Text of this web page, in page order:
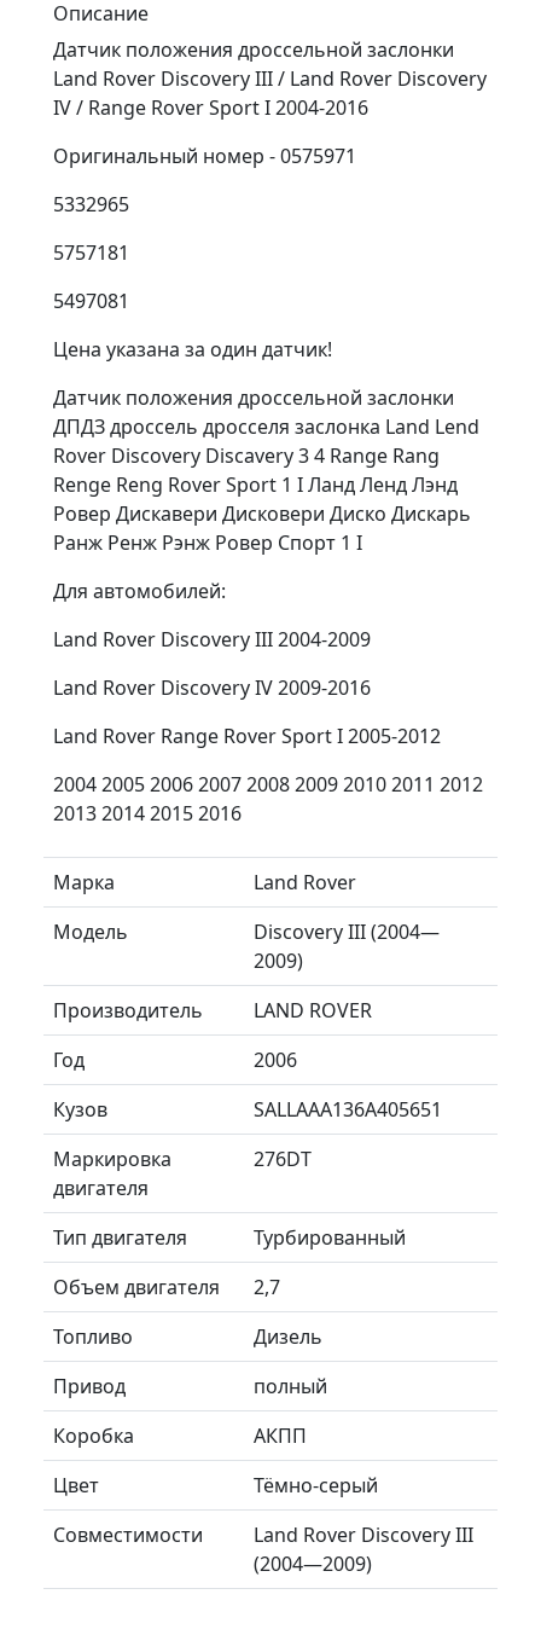
Описание
Датчик положения дроссельной заслонки
Land Rover Discovery III / Land Rover Discovery
IV / Range Rover Sport I 2004-2016
Оригинальный номер - 0575971
5332965
5757181
5497081
Цена указана за один датчик!
Датчик положения дроссельной заслонки
ДПДЗ дроссель дросселя заслонка Land Lend
Rover Discovery Discavery 3 4 Range Rang
Renge Reng Rover Sport 1 I Ланд Ленд Лэнд
Ровер Дискавери Дисковери Диско Дискарь
Ранж Ренж Рэнж Ровер Спорт 1 I
Для автомобилей:
Land Rover Discovery III 2004-2009
Land Rover Discovery IV 2009-2016
Land Rover Range Rover Sport I 2005-2012
2004 2005 2006 2007 2008 2009 2010 2011 2012
2013 2014 2015 2016
Марка
Land Rover
Модель
Discovery III (2004—
2009)
Производитель
LAND ROVER
Год
2006
Кузов
SALLAAA136A405651
Маркировка
двигателя
276DT
Тип двигателя
Турбированный
Объем двигателя
2,7
Топливо
Дизель
Привод
полный
Коробка
АКПП
Цвет
Тёмно-серый
Совместимости
Land Rover Discovery III
(2004—2009)